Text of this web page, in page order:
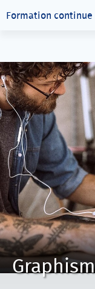
Formation continue